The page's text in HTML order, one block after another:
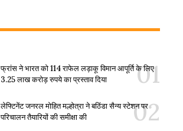
फ्रांस ने भारत को 114 राफेल लड़ाकू विमान आपूर्ति के लिए
3.25 लाख करोड़ रुपये का प्रस्ताव दिया
लेफ्टिनेंट जनरल मोहित मल्होत्रा ने बठिंडा सैन्य स्टेशन पर
परिचालन तैयारियों की समीक्षा की